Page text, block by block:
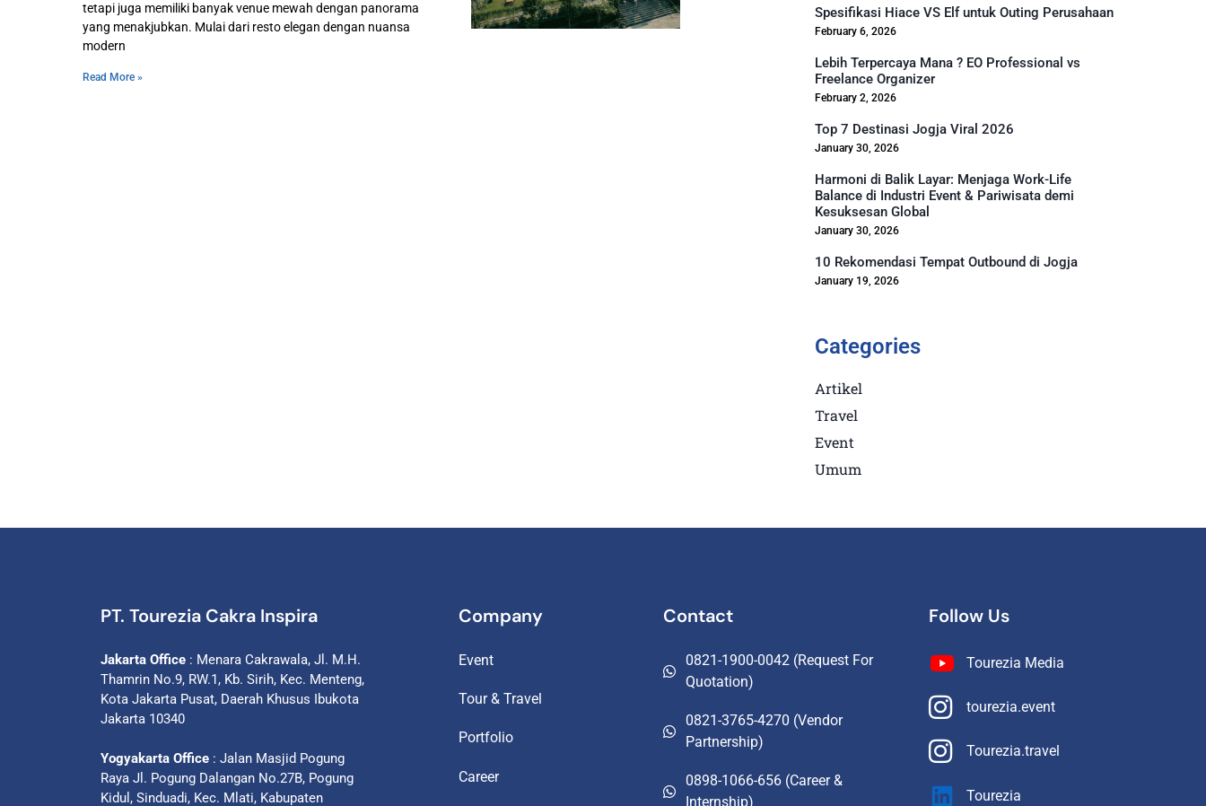
tetapi juga memiliki banyak venue mewah dengan panorama
yang menakjubkan. Mulai dari resto elegan dengan nuansa
modern
Read More »
Spesifikasi Hiace VS Elf untuk Outing Perusahaan
February 6, 2026
Lebih Terpercaya Mana ? EO Professional vs
Freelance Organizer
February 2, 2026
Top 7 Destinasi Jogja Viral 2026
January 30, 2026
Harmoni di Balik Layar: Menjaga Work-Life
Balance di Industri Event & Pariwisata demi
Kesuksesan Global
January 30, 2026
10 Rekomendasi Tempat Outbound di Jogja
January 19, 2026
Categories
Artikel
Travel
Event
Umum
PT. Tourezia Cakra Inspira
Jakarta Office : Menara Cakrawala, Jl. M.H.
Thamrin No.9, RW.1, Kb. Sirih, Kec. Menteng,
Kota Jakarta Pusat, Daerah Khusus Ibukota
Jakarta 10340
Yogyakarta Office : Jalan Masjid Pogung
Raya Jl. Pogung Dalangan No.27B, Pogung
Kidul, Sinduadi, Kec. Mlati, Kabupaten
Company
Event
Tour & Travel
Portfolio
Career
Contact
0821-1900-0042 (Request For
Quotation)
0821-3765-4270 (Vendor
Partnership)
0898-1066-656 (Career &
Internship)
Follow Us
Tourezia Media
tourezia.event
Tourezia.travel
Tourezia